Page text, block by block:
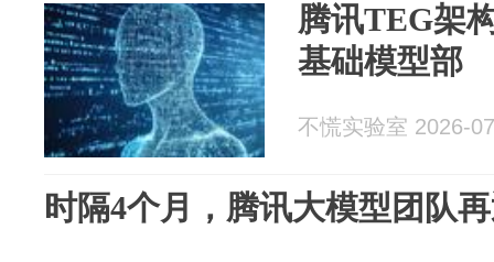
腾讯TEG架
基础模型部
不慌实验室 2026-
时隔4个月，腾讯大模型团队